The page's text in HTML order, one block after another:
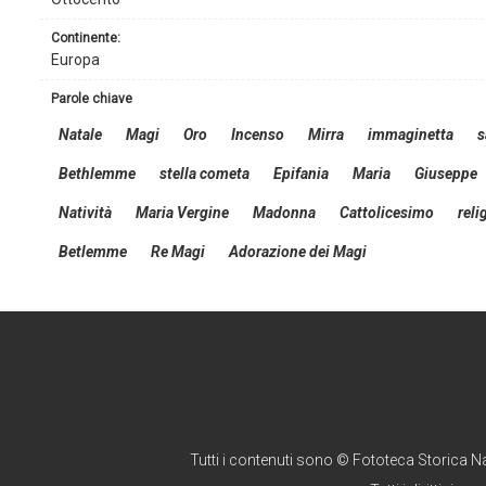
continente:
Europa
parole chiave
Natale Magi Oro Incenso Mirra immaginetta
Bethlemme stella cometa Epifania Maria Giuseppe
Natività Maria Vergine Madonna Cattolicesimo
Betlemme Re Magi Adorazione dei Magi
Tutti i contenuti sono © Fototeca Storica